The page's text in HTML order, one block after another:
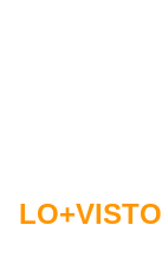
LO+VISTO